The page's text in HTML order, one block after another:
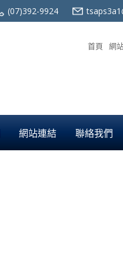
(07)392-9924
首頁 網
網站連結 聯絡我們